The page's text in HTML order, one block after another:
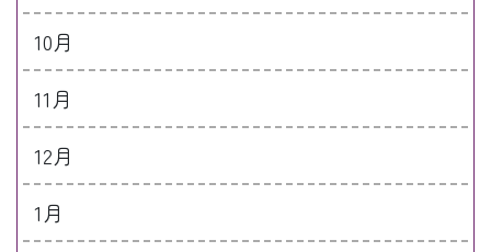
10月
11月
12月
1月